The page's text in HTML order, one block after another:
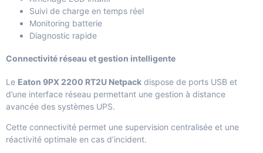
Suivi de charge en temps réel
Monitoring batterie
Diagnostic rapide
Connectivité réseau et gestion intelligente
Le Eaton 9PX 2200 RT2U Netpack dispose de ports USB et
d’une interface réseau permettant une gestion à distance
avancée des systèmes UPS.
Cette connectivité permet une supervision centralisée et une
réactivité optimale en cas d’incident.